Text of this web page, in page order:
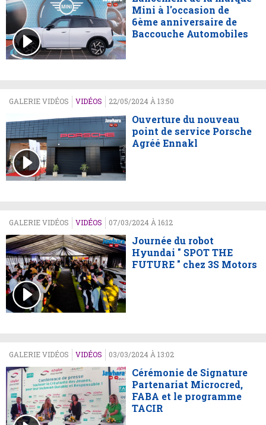
Mini à l'occasion de
6ème anniversaire de
Baccouche Automobiles
GALERIE VIDÉOS VIDÉOS 22/05/2024 À 13:50
Ouverture du nouveau
point de service Porsche
Agréé Ennakl
GALERIE VIDÉOS VIDÉOS 07/03/2024 À 16:12
Journée du robot
Hyundai " SPOT THE
FUTURE " chez 3S Motors
GALERIE VIDÉOS VIDÉOS 03/03/2024 À 13:02
Cérémonie de Signature
Partenariat Microcred,
FABA et le programme
TACIR